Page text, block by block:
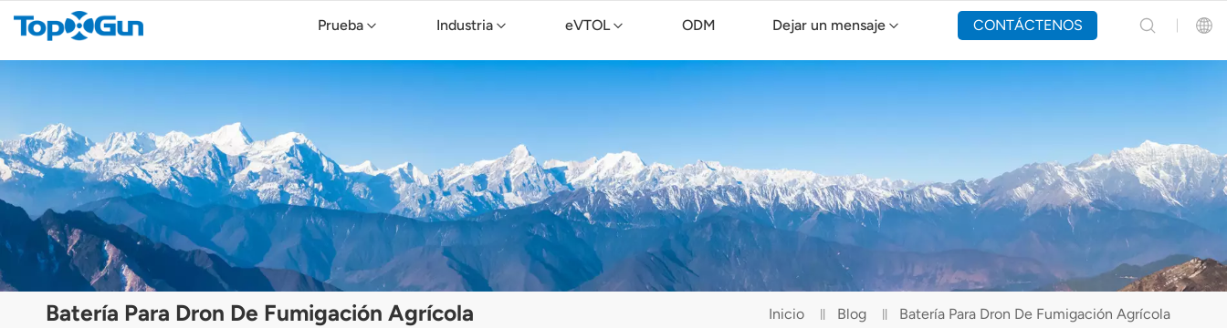
Prueba Industria eVTOL ODM Dejar un mensaje CONTÁCTENOS
Русский
Português(Portugal)
Português(Brasil)
Türkçe
Batería Para Dron De Fumigación Agrícola Inicio Blog Batería Para Dron De Fumigación Agrícola